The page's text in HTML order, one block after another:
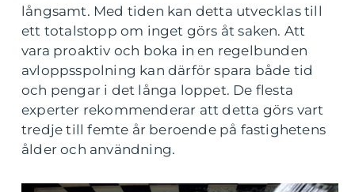
långsamt. Med tiden kan detta utvecklas till
ett totalstopp om inget görs åt saken. Att
vara proaktiv och boka in en regelbunden
avloppsspolning kan därför spara både tid
och pengar i det långa loppet. De flesta
experter rekommenderar att detta görs vart
tredje till femte år beroende på fastighetens
ålder och användning.